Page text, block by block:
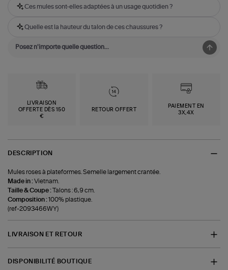
Ces mules sont-elles adaptées à un usage quotidien ?
Quelle est la hauteur du talon de ces chaussures ?
LIVRAISON
OFFERTE DÈS 150
€
RETOUR OFFERT
PAIEMENT EN
3X,4X
DESCRIPTION
Mules roses à plateformes. Semelle largement crantée.
Made in :Vietnam.
Taille & Coupe :
Talons : 6,9 cm.
Composition :100% plastique.
(ref-2093466WY)
LIVRAISON ET RETOUR
DISPONIBILITÉ BOUTIQUE